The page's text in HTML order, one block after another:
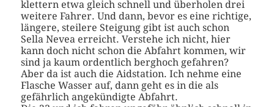
klettern etwa gleich schnell und überholen drei
weitere Fahrer. Und dann, bevor es eine richtige,
längere, steilere Steigung gibt ist auch schon
Sella Nevea erreicht. Verstehe ich nicht, hier
kann doch nicht schon die Abfahrt kommen, wir
sind ja kaum ordentlich berghoch gefahren?
Aber da ist auch die Aidstation. Ich nehme eine
Flasche Wasser auf, dann geht es in die als
gefährlich angekündigte Abfahrt.